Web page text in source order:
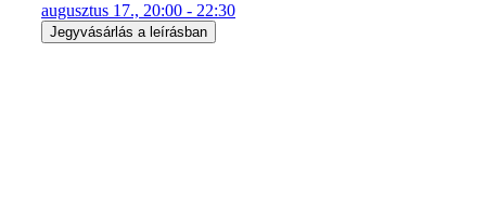
augusztus 17., 20:00 - 22:30
Jegyvásárlás a leírásban